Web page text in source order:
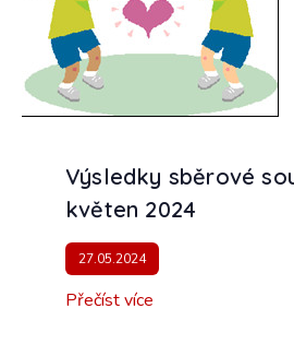
Výsledky sběrové
květen 2024
27.05.2024
Přečíst více